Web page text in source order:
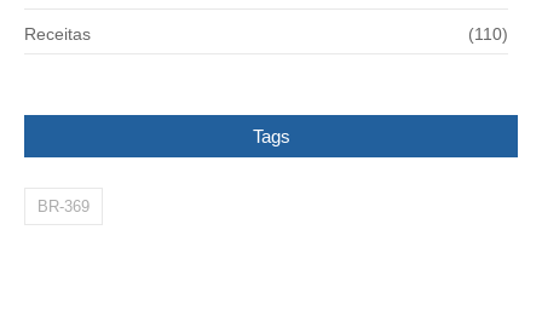
Receitas (110)
Tags
BR-369